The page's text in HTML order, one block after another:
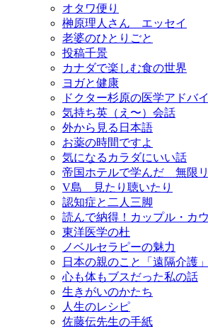
オタワ便り
榊原理人さん エッセイ
老婆のひとりごと
投稿千景
カナダで楽しむ食の世界
ヨガと健康
ドクター杉原の医学アドバ
気持ち英（え〜）会話
外から見る日本語
お薬の時間ですよ
気になるカラダにいい話
帝国ホテルで学んだ 無限
V島 見たり聴いたり
認知症と二人三脚
読んで納得！カップル・カ
東洋医学の杜
ノベルセラピーの魅力
日本の親のこと「遠隔介護」
心も体もブスだった私の話
生きがいのかたち
人生のレシピ
佐藤伝先生の手紙